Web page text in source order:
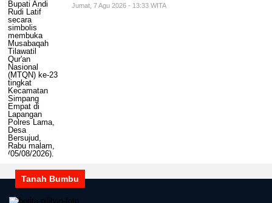
Jumat, 7 Agu 2026 - 13:33 WITA
Tanah Bumbu